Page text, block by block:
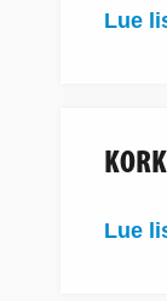
Lue
Lue